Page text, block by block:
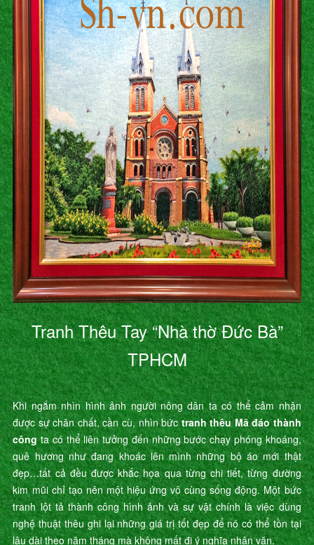
Tranh Thêu Tay “Nhà thờ Đức Bà”
TPHCM
Khi ngắm nhìn hình ảnh người nông dân ta có thể cảm nhận
được sự chân chất, cần cù, nhìn bức tranh thêu Mã đáo thành
côngta có thể liên tưởng đến những bước chạy phóng khoáng,
quê hương như đang khoác lên mình những bộ áo mới thật
đẹp…tất cả đều được khắc họa qua từng chi tiết, từng đường
kim mũi chỉ tạo nên một hiệu ứng vô cùng sống động. Một bức
tranh lột tả thành công hình ảnh và sự vật chính là việc dùng
nghệ thuật thêu ghi lại những giá trị tốt đẹp để nó có thể tồn tại
lâu dài theo năm tháng mà không mất đi ý nghĩa nhân văn.